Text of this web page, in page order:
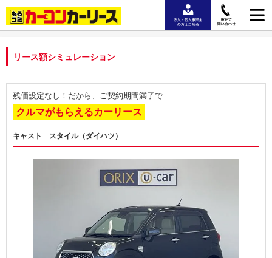
リース額シミュレーション
残価設定なし！だから、ご契約期間満了で
クルマがもらえるカーリース
キャスト スタイル（ダイハツ）